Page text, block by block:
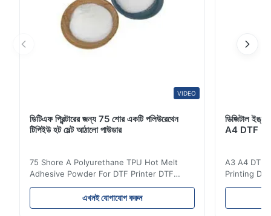
VIDEO
ডিটিএফ প্রিন্টারের জন্য 75 শোর একটি পলিউরেথেন
টিপিইউ হট মেল্ট আঠালো পাউডার
75 Shore A Polyurethane TPU Hot Melt
Adhesive Powder For DTF Printer DTF
Powder Technical Parameters Bonding
Parameters ( reference only) Temperature
110-130℃ Press 0.5-1.5 kg/cm2 Time 8-20
এখনই যোগাযোগ করুন
ডিজিটাল
A4 DTF
A3 A4 DTF
Printing
application
pattern